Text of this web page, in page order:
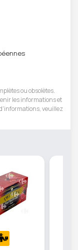
ou obsolètes.
les informations et
veuillez